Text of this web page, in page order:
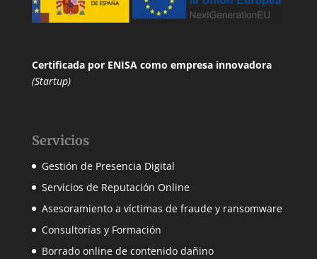
Certificada por ENISAcomo empresa innovadora
(Startup)
Servicios
Gestión de Presencia Digital
Servicios de Reputación Online
Asesoramiento a víctimas de fraude y ransomware
Consultorías y Formación
Borrado online de contenido dañino